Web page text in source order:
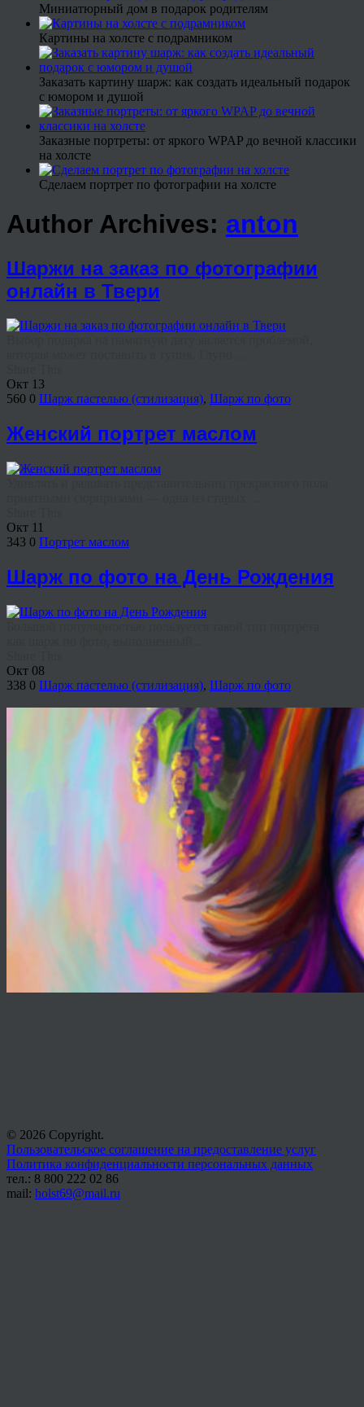
Миниатюрный дом в подарок родителям
Картины на холсте с подрамником
Заказать картину шарж: как создать идеальный подарок
с юмором и душой
Заказные портреты: от яркого WPAP до вечной классики
на холсте
Сделаем портрет по фотографии на холсте
Author Archives: anton
Шаржи на заказ по фотографии
онлайн в Твери
Окт 13
560 0 Шарж пастелью (стилизация), Шарж по фото
Женский портрет маслом
Окт 11
343 0 Портрет маслом
Шарж по фото на День Рождения
Окт 08
338 0 Шарж пастелью (стилизация), Шарж по фото
© 2026 Copyright.
Пользовательское соглашение на предоставление услуг
Политика конфиденциальности персональных данных
тел.: 8 800 222 02 86
mail: holst69@mail.ru